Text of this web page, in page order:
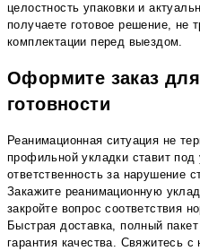
целостность упаковки и
получаете готовое решение, не
комплектации перед выездом.
Оформите заказ
готовности
Реанимационная ситуация не
профильной укладки ставит под
ответственность за нарушение
Закажите реанимационную
закройте вопрос соответствия
Быстрая доставка, полный
гарантия качества. Свяжитесь